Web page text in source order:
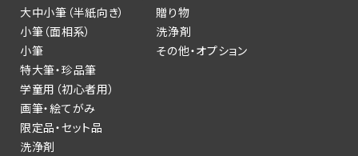
大中小筆（半紙向き）
小筆（面相系）
小筆
特大筆・珍品筆
学童用（初心者用）
画筆・絵てがみ
限定品・セット品
洗浄剤
贈り物
洗浄剤
その他・オプション